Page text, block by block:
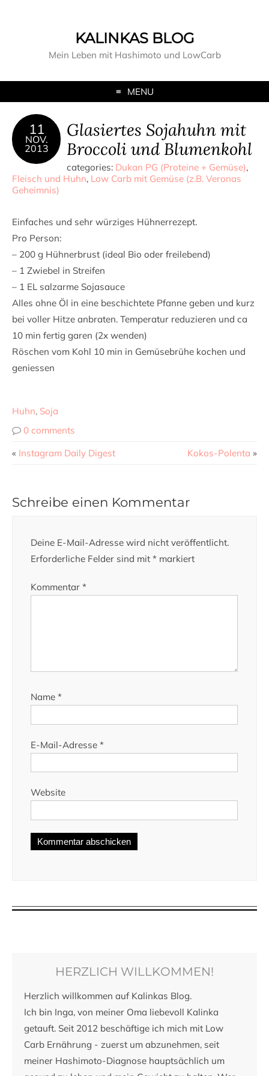
KALINKAS BLOG
Mein Leben mit Hashimoto und LowCarb
MENU
11
NOV.
2013
Glasiertes Sojahuhn mit
Broccoli und Blumenkohl
categories: Dukan PG (Proteine + Gemüse),
Fleisch und Huhn, Low Carb mit Gemüse (z.B. Veronas
Geheimnis)
Einfaches und sehr würziges Hühnerrezept.
Pro Person:
– 200 g Hühnerbrust (ideal Bio oder freilebend)
– 1 Zwiebel in Streifen
– 1 EL salzarme Sojasauce
Alles ohne Öl in eine beschichtete Pfanne geben und kurz
bei voller Hitze anbraten. Temperatur reduzieren und ca
10 min fertig garen (2x wenden)
Röschen vom Kohl 10 min in Gemüsebrühe kochen und
geniessen
Huhn, Soja
0 comments
« Instagram Daily Digest Kokos-Polenta »
Schreibe einen Kommentar
Deine E-Mail-Adresse wird nicht veröffentlicht.
Erforderliche Felder sind mit * markiert
Kommentar *
Name *
E-Mail-Adresse *
Website
HERZLICH WILLKOMMEN!
Herzlich willkommen auf Kalinkas Blog.
Ich bin Inga, von meiner Oma liebevoll Kalinka
getauft. Seit 2012 beschäftige ich mich mit Low
Carb Ernährung - zuerst um abzunehmen, seit
meiner Hashimoto-Diagnose hauptsächlich um